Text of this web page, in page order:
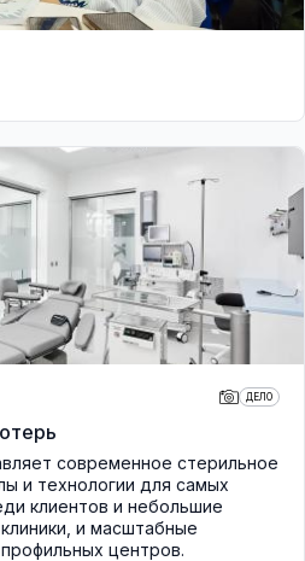
ДЕЛО
современное стерильное
и технологии для самых
клиентов и небольшие
и масштабные
центров.